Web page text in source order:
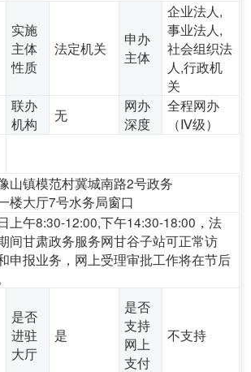
实施
主体
性质
法定机关
申办
主体
企业法人,
事业法人,
社会组织法
人,行政机
关
联办
机构
无
网办
深度
全程网办
（Ⅳ级）
山镇模范村冀城南路2号政务
楼大厅7号水务局窗口
上午8:30-12:00,下午14:30-18:00，法
间甘肃政务服务网甘谷子站可正常访
申报业务，网上受理审批工作将在节后
是否
进驻
大厅
是
是否
支持
网上
支付
不支持